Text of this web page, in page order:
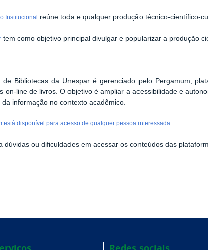
Institucional reúne toda e qualquer produção técnico-científico-
tem como objetivo principal divulgar e popularizar a produção
de Bibliotecas da Unespar é gerenciado pelo Pergamum,
on-line de livros. O objetivo é ampliar a acessibilidade e
informação no contexto acadêmico.
está disponível para acesso de qualquer pessoa interessada.
dúvidas ou dificuldades em acessar os conteúdos das